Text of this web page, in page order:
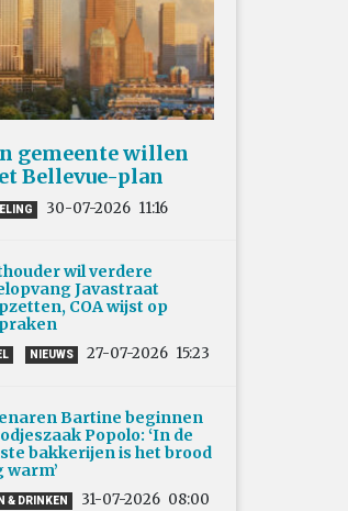
gemeente willen
Bellevue-plan
30-07-2026 11:16
wil verdere
Javastraat
COA wijst op
NIEUWS 27-07-2026 15:23
Bartine beginnen
Popolo: ‘In de
bakkerijen is het brood
warm’
& DRINKEN 31-07-2026 08:00